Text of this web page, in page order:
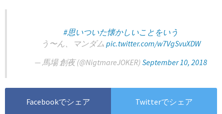
#思いついた懐かしいことをいう
う〜ん、マンダム pic.twitter.com/w7VgSvuXDW
— 馬場 創夜 (@NigtmareJOKER) September 10, 2018
Facebookでシェア Twitterでシェア